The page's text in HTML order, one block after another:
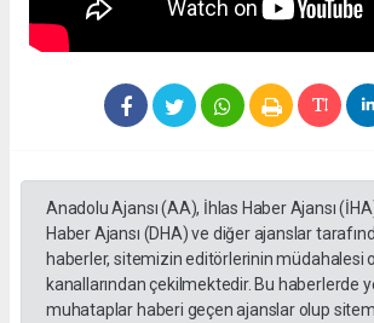
Anadolu Ajansı (AA), İhlas Haber Ajansı
Haber Ajansı (DHA) ve diğer ajanslar
haberler, sitemizin editörlerinin müdahalesi
kanallarından çekilmektedir. Bu haberlerde
muhataplar haberi geçen ajanslar olup